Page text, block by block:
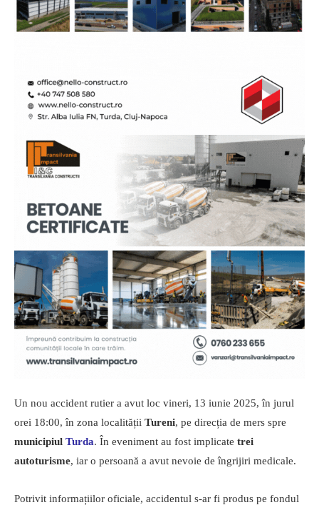
Un nou accident rutier a avut loc vineri, 13 iunie 2025, în jurul
orei 18:00, în zona localității Tureni, pe direcția de mers spre
municipiul Turda. În eveniment au fost implicate trei
autoturisme, iar o persoană a avut nevoie de îngrijiri medicale.
Potrivit informațiilor oficiale, accidentul s-ar fi produs pe fondul